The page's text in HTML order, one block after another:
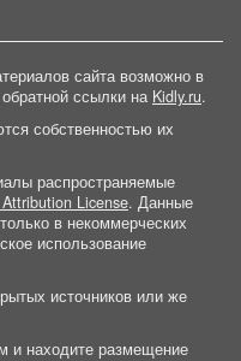
сайта возможно в
ссылки на Kidly.ru.
собственностью их
распространяемые
License. Данные
в некоммерческих
использование
источников или же
и находите размещение